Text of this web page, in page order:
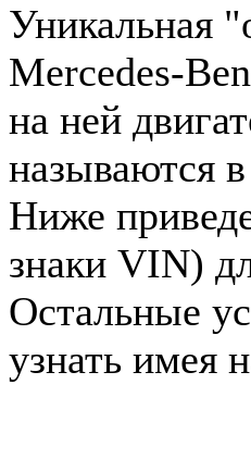
Уникальная
Mercedes-
на ней
называются
Ниже
знаки VIN)
Остальные
узнать имея